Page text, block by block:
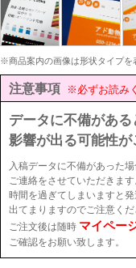
※商品案内の画像は形状タイプを
注意事項 ※必ずお読み
データに不備があ
影響が出る可能性が
入稿データに不備があった
ご連絡をさせていただきま
時間を過ぎてしまいますと
出てまりますのでご注意くだ
ご注文後は随時 マイペー
ご確認をお願い致します。